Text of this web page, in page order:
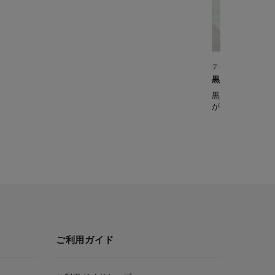
テイエール 1.5L
黒豆茶
黒豆を炒る＆煮
が感じられる、
ご利用ガイド